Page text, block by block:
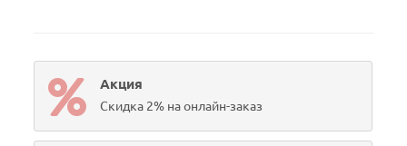
Акция
Скидка 2% на онлайн-заказ